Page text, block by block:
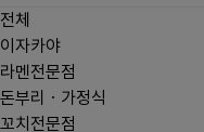
신상품
전체
이자카야
라멘전문점
돈부리ㆍ가정식
꼬치전문점